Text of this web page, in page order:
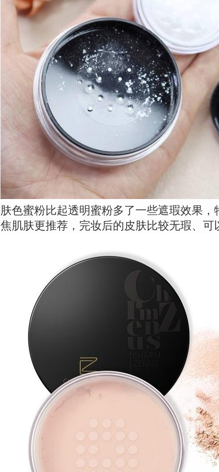
肤色蜜粉比起透明蜜粉多了一些遮瑕效果
焦肌肤更推荐，完妆后的皮肤比较无瑕、可